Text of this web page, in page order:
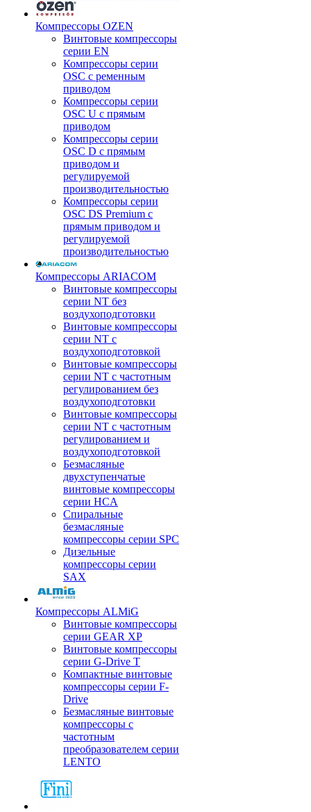
Компрессоры OZEN
Винтовые компрессоры
серии EN
Компрессоры серии
OSC с ременным
приводом
Компрессоры серии
OSC U с прямым
приводом
Компрессоры серии
OSC D с прямым
приводом и
регулируемой
производительностью
Компрессоры серии
OSC DS Premium с
прямым приводом и
регулируемой
производительностью
Компрессоры ARIACOM
Винтовые компрессоры
серии NT без
воздухоподготовки
Винтовые компрессоры
серии NT c
воздухоподготовкой
Винтовые компрессоры
серии NT с частотным
регулированием без
воздухоподготовки
Винтовые компрессоры
серии NT с частотным
регулированием и
воздухоподготовкой
Безмасляные
двухступенчатые
винтовые компрессоры
серии HCA
Спиральные
безмасляные
компрессоры серии SPC
Дизельные
компрессоры серии
SAX
Компрессоры ALMiG
Винтовые компрессоры
серии GEAR XP
Винтовые компрессоры
серии G-Drive T
Компактные винтовые
компрессоры серии F-
Drive
Безмасляные винтовые
компрессоры с
частотным
преобразователем серии
LENTO